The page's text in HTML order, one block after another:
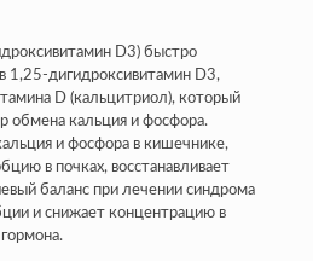
D3) быстро
1,25-дигидроксивитамин D3,
D (кальцитриол), который
обмена кальция и фосфора.
и фосфора в кишечнике,
в почках, восстанавливает
баланс при лечении синдрома
и снижает концентрацию в